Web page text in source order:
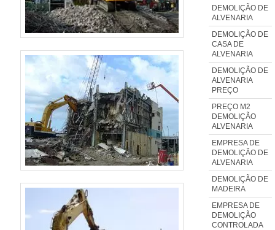
Demolições existe variedade e
qualidade quando o assunto for
empresa de perfuração em
concreto. Prezando pelo que há
de mais moderno, traz inovações
e variedades em abertura de
micro valas e perfuração em
concreto armado.Tem rótulo de
comprometida com os serviços e
segura, qualificações construídas
pelo fato de a empresa focar
tendo escritório de alta qualidade
onde são realizadas as
atividades e sala de treinamento
DEMOLIÇÃO DE
ALVENARIA
DEMOLIÇÃO DE
CASA DE
ALVENARIA
DEMOLIÇÃO DE
ALVENARIA
PREÇO
PREÇO M2
DEMOLIÇÃO
ALVENARIA
EMPRESA DE
DEMOLIÇÃO DE
ALVENARIA
DEMOLIÇÃO DE
MADEIRA
EMPRESA DE
DEMOLIÇÃO
CONTROLADA